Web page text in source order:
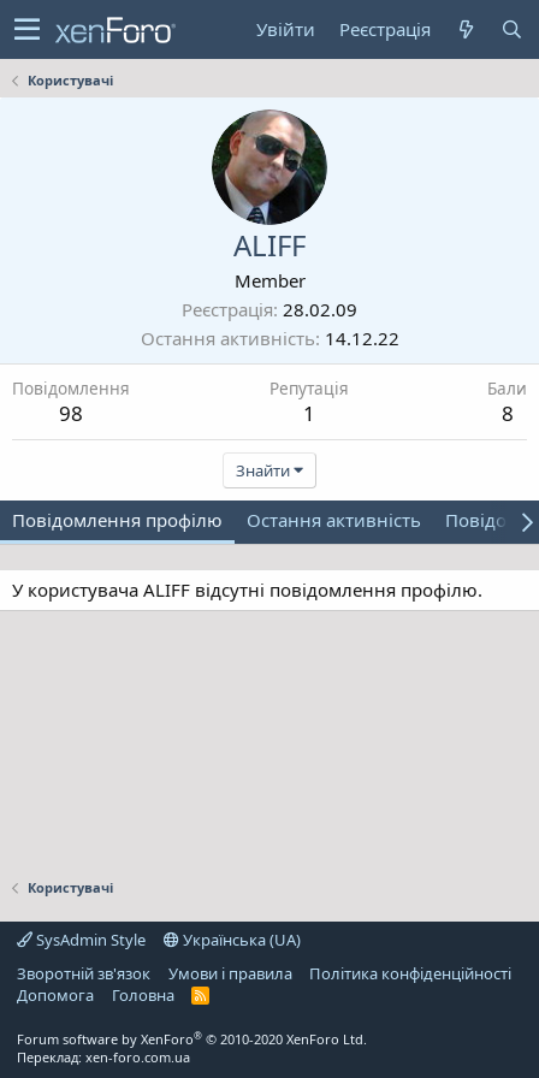
Увійти Реєстрація
Користувачі
ALIFF
Member
Реєстрація 28.02.09
Остання активність 14.12.22
Повідомлення
98
Репутація
1
Бали
8
Знайти
Повідомлення профілю Остання активність
У користувача ALIFF відсутні повідомлення профілю.
Користувачі
SysAdmin Style
Українська (UA)
Зворотній зв'язок
Умови і правила
Політика конфіденційності
Дoпoмoга
Головна
R
Forum software by XenForo® © 2010-2020 XenForo Ltd.
Переклад: xen-foro.com.ua